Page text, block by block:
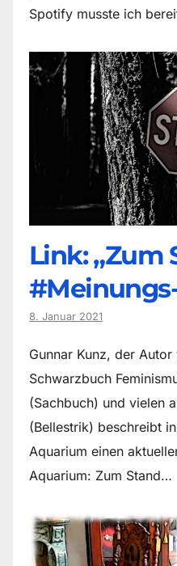
Spotify musste ich
Link: „Zum
8. Januar 2021
Gunnar Kunz, der Autor
Schwarzbuch
(Sachbuch) und vielen
(Bellestrik) beschreibt
Aquarium einen
Aquarium: Zum Stand…